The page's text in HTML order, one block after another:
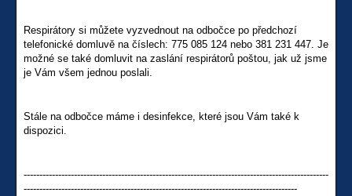
Respirátory si můžete vyzvednout na odbočce po předchozí
telefonické domluvě na číslech: 775 085 124 nebo 381 231 447. Je
možné se také domluvit na zaslání respirátorů poštou, jak už jsme
je Vám všem jednou poslali.
Stále na odbočce máme i desinfekce, které jsou Vám také k
dispozici.
-------------------------------------------------------------------------------------------------
---------------------------------------------------------------------------------------